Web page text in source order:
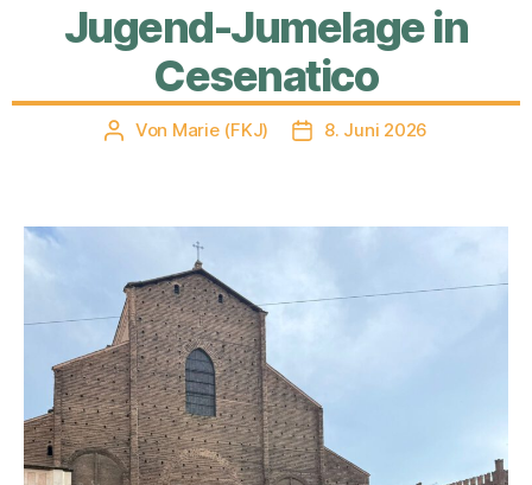
Jugend-Jumelage in
Cesenatico
Beitragsautor
Von Marie (FKJ) Veröffentlichungsdatum
8. Juni 2026